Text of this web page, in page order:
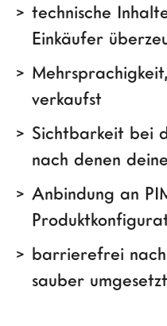
technische
Einkäufer
verkaufst
Sichtbarkeit bei
nach denen
Anbindung an
barrierefrei nach
sauber umgesetzt